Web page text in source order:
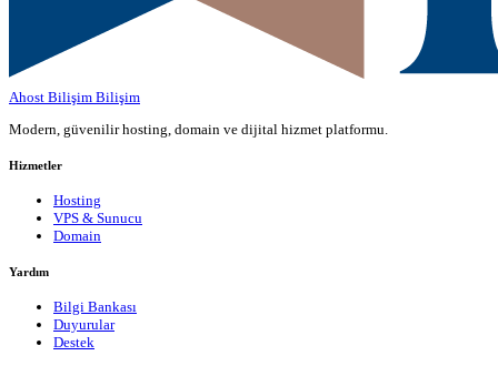
Ahost Bilişim Bilişim
Modern, güvenilir hosting, domain ve dijital hizmet platformu.
Hizmetler
Hosting
VPS & Sunucu
Domain
Yardım
Bilgi Bankası
Duyurular
Destek